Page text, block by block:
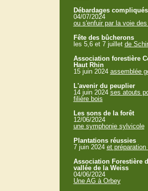
Débardages
04/07/2024
ou s'enfuir par la voie
Fête des bûcherons
les 5,6 et 7 juillet de
Association forestière
Haut Rhin
15 juin 2024 assemblée
L'avenir du peuplier
14 juin 2024 ses atouts
filière bois
Les sons de la forêt
12/06/2024
une symphonie sylvicole
Plantations réussies
7 juin 2024 et
Association Forestière
vallée de la Weiss
04/06/2024
Une AG à Orbey